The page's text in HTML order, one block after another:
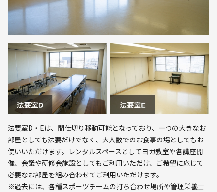
法要室D・Eは、間仕切り移動可能となっており、一つの大きなお
部屋としても法要だけでなく、大人数でのお食事の場としてもお
使いいただけます。レンタルスペースとしてヨガ教室や各講座開
催、会議や研修会施設としてもご利用いただけ、ご希望に応じて
必要なお部屋を組み合わせてご利用いただけます。
※過去には、各種スポーツチームの打ち合わせ場所や管理栄養士